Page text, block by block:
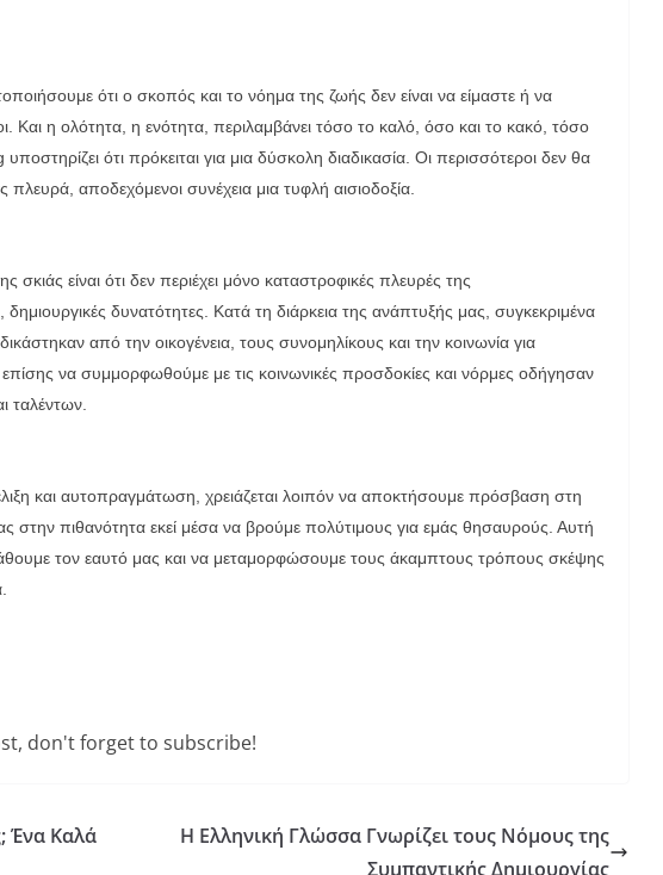
ότι ο σκοπός και το νόημα της ζωής δεν είναι να είμαστε ή να
Και η ολότητα, η ενότητα, περιλαμβάνει τόσο το καλό, όσο και το κακό, τόσο
ότι πρόκειται για μια δύσκολη διαδικασία. Οι περισσότεροι δεν θα
αποδεχόμενοι συνέχεια μια τυφλή αισιοδοξία.
είναι ότι δεν περιέχει μόνο καταστροφικές πλευρές της
δυνατότητες. Κατά τη διάρκεια της ανάπτυξής μας, συγκεκριμένα
από την οικογένεια, τους συνομηλίκους και την κοινωνία για
να συμμορφωθούμε με τις κοινωνικές προσδοκίες και νόρμες οδήγησαν
ταλέντων.
και αυτοπραγμάτωση, χρειάζεται λοιπόν να αποκτήσουμε πρόσβαση στη
στην πιθανότητα εκεί μέσα να βρούμε πολύτιμους για εμάς θησαυρούς. Αυτή
μάθουμε τον εαυτό μας και να μεταμορφώσουμε τους άκαμπτους τρόπους σκέψης
don't forget to subscribe!
Ένα Καλά
Η Ελληνική Γλώσσα Γνωρίζει τους Νόμους της
Συμπαντικής Δημιουργίας